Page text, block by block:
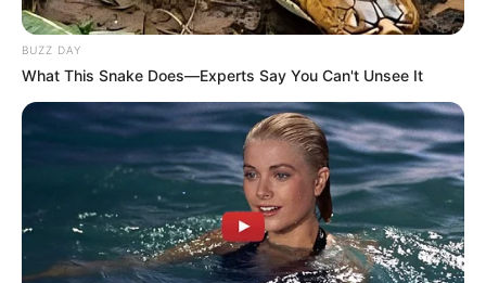
1. Seperti kebanyakan orang, ia suka jalan-jalan di pantai
BUZZ DAY
What This Snake Does—Experts Say You Can't Unsee It